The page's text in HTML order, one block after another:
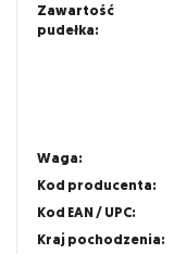
Zawartość
pudełka:
Waga:
Kod producenta:
Kod EAN / UPC:
Kraj pochodzenia: